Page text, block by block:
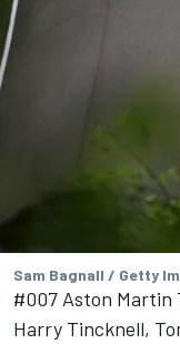
Sam Bagnall / Getty
#007 Aston Martin
Harry Tincknell,